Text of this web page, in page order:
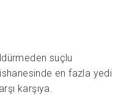
suçlu
en fazla yedi
karşıya.